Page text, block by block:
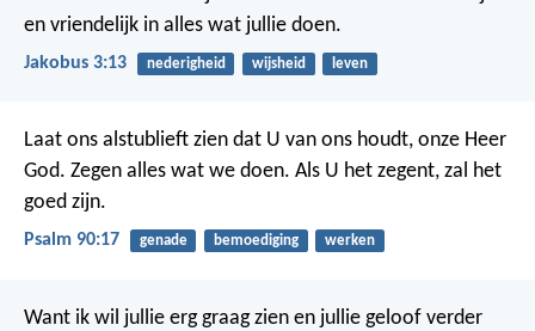
en vriendelijk in alles wat jullie doen.
Jakobus 3:13 nederigheid wijsheid leven
Laat ons alstublieft zien dat U van ons houdt, onze Heer
God. Zegen alles wat we doen. Als U het zegent, zal het
goed zijn.
Psalm 90:17 genade bemoediging werken
Want ik wil jullie erg graag zien en jullie geloof verder